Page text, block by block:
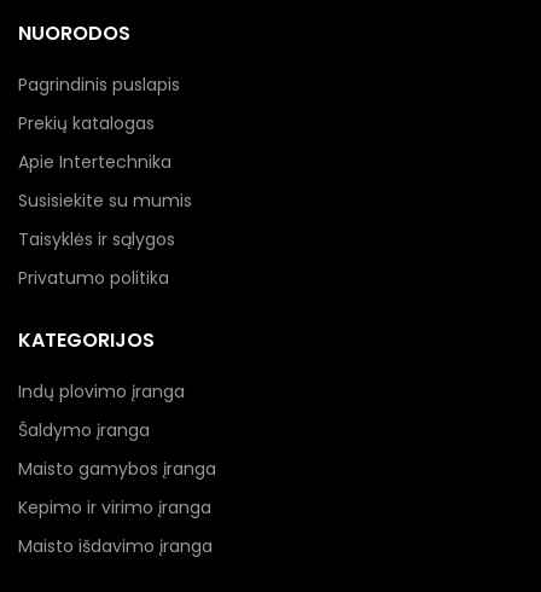
NUORODOS
Pagrindinis puslapis
Prekių katalogas
Apie Intertechnika
Susisiekite su mumis
Taisyklės ir sąlygos
Privatumo politika
KATEGORIJOS
Indų plovimo įranga
Šaldymo įranga
Maisto gamybos įranga
Kepimo ir virimo įranga
Maisto išdavimo įranga